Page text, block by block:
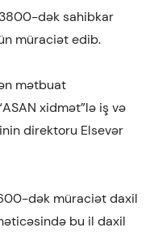
dək sahibkar
müraciət edib.
mətbuat
xidmət”lə iş və
direktoru Elsevər
dək müraciət daxil
bu il daxil